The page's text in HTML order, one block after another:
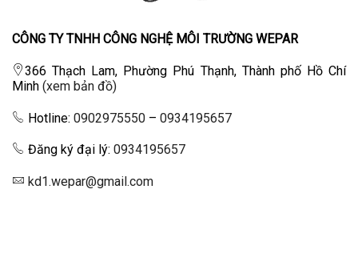
CÔNG TY TNHH CÔNG NGHỆ MÔI TRƯỜNG WEPAR
366 Thạch Lam, Phường Phú Thạnh, Thành phố Hồ Chí
Minh (xem bản đồ)
Hotline: 0902975550 – 0934195657
Đăng ký đại lý: 0934195657
kd1.wepar@gmail.com